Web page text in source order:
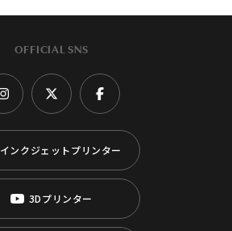
OFFICIAL SNS
インクジェットプリンター
3Dプリンター